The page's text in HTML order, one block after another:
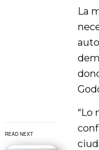
READ NEXT
La
“Lo